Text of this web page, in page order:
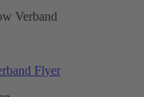
Flyer